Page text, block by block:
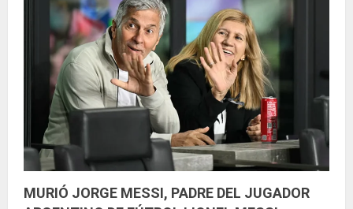
MURIÓ JORGE MESSI, PADRE DEL JUGADOR